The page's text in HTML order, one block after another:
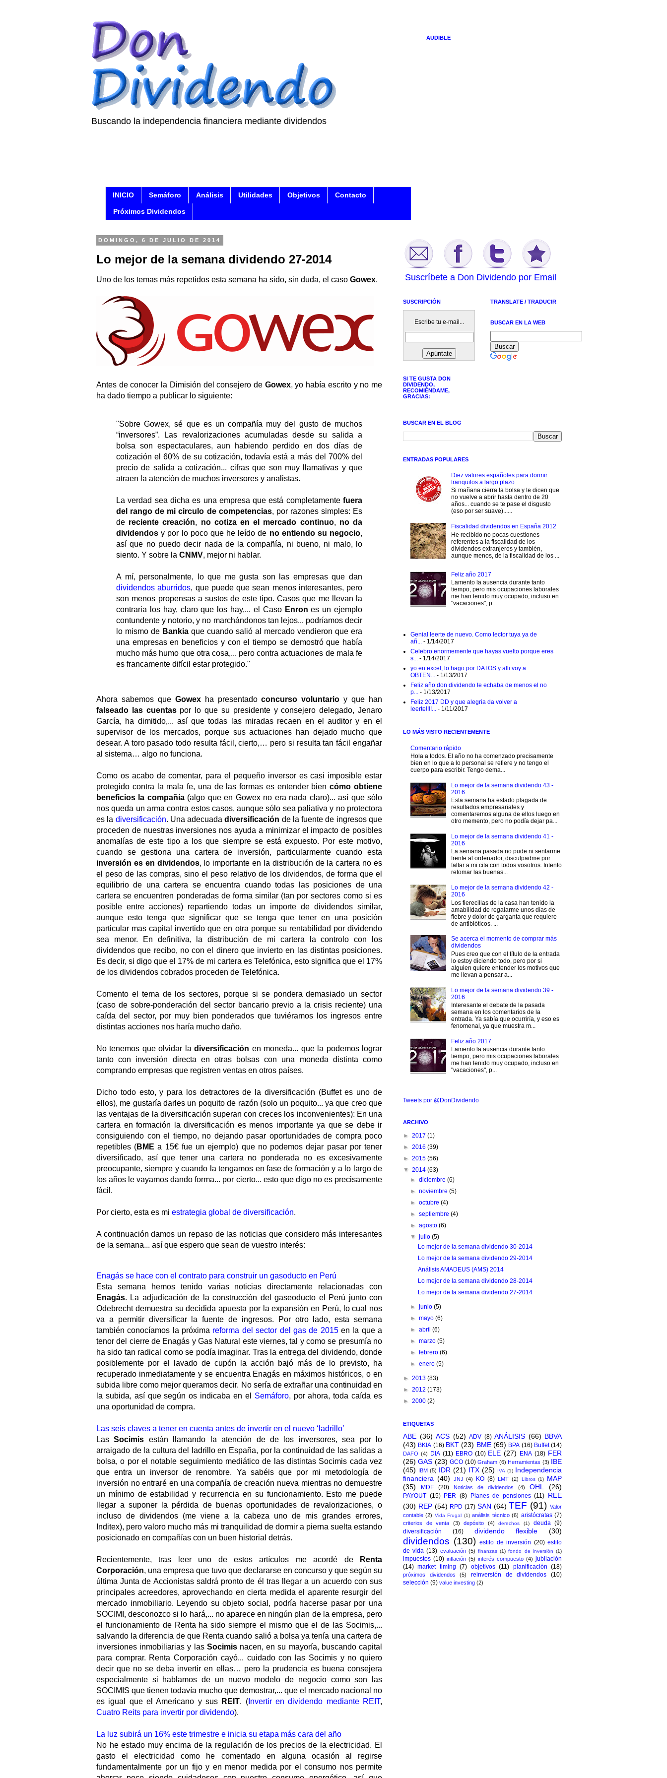
Buscando la independencia financiera mediante dividendos
AUDIBLE
INICIO Semáforo Análisis Utilidades Objetivos Contacto
Próximos Dividendos
DOMINGO, 6 DE JULIO DE 2014
Lo mejor de la semana dividendo 27-2014
Uno de los temas más repetidos esta semana ha sido, sin duda, el caso Gowex.
Antes de conocer la Dimisión del consejero de Gowex, yo había escrito y no me
ha dado tiempo a publicar lo siguiente:
"Sobre Gowex, sé que es un compañía muy del gusto de muchos
“inversores”. Las revalorizaciones acumuladas desde su salida a
bolsa son espectaculares, aun habiendo perdido en dos días de
cotización el 60% de su cotización, todavía está a más del 700% del
precio de salida a cotización... cifras que son muy llamativas y que
atraen la atención de muchos inversores y analistas.
La verdad sea dicha es una empresa que está completamente fuera
del rango de mi circulo de competencias, por razones simples: Es
de reciente creación, no cotiza en el mercado continuo, no da
dividendos y por lo poco que he leído de no entiendo su negocio,
así que no puedo decir nada de la compañía, ni bueno, ni malo, lo
siento. Y sobre la CNMV, mejor ni hablar.
A mí, personalmente, lo que me gusta son las empresas que dan
dividendos aburridos, que puede que sean menos interesantes, pero
son menos propensas a sustos de este tipo. Casos que me llevan la
contraria los hay, claro que los hay,... el Caso Enron es un ejemplo
contundente y notorio, y no marchándonos tan lejos... podríamos decir
lo mismo de Bankia que cuando salió al mercado vendieron que era
una empresas en beneficios y con el tiempo se demostró que había
mucho más humo que otra cosa,... pero contra actuaciones de mala fe
es francamente difícil estar protegido."
Ahora sabemos que Gowexha presentadoconcurso voluntario y que han
falseado las cuentaspor lo que su presidente y consejero delegado, Jenaro
García, ha dimitido,... así que todas las miradas recaen en el auditor y en el
supervisor de los mercados, porque sus actuaciones han dejado mucho que
desear. A toro pasado todo resulta fácil, cierto,… pero si resulta tan fácil engañar
al sistema… algo no funciona.
Como os acabo de comentar, para el pequeño inversor es casi imposible estar
protegido contra la mala fe, una de las formas es entender biencómo obtiene
beneficios la compañía(algo que en Gowex no era nada claro)... así que sólo
nos queda un arma contra estos casos, aunque sólo sea paliativa y no protectora
es la diversificación. Una adecuadadiversificación de la fuente de ingresos que
proceden de nuestras inversiones nos ayuda a minimizar el impacto de posibles
anomalías de este tipo a los que siempre se está expuesto. Por este motivo,
cuando se gestiona una cartera de inversión, particularmente cuando esta
inversión es en dividendos, lo importante en la distribución de la cartera no es
el peso de las compras, sino el peso relativo de los dividendos, de forma que el
equilibrio de una cartera se encuentra cuando todas las posiciones de una
cartera se encuentren ponderadas de forma similar (tan por sectores como si es
posible entre acciones) repartiendo todas un importe de dividendos similar,
aunque esto tenga que significar que se tenga que tener en una posición
particular mas capital invertido que en otra porque su rentabilidad por dividendo
sea menor. En definitiva, la distribución de mi cartera la controlo con los
dividendos que recibo, no con el dinero que invierto en las distintas posiciones.
Es decir, si digo que el 17% de mi cartera es Telefónica, esto significa que el 17%
de los dividendos cobrados proceden de Telefónica.
Comento el tema de los sectores, porque si se pondera demasiado un sector
(caso de sobre-ponderación del sector bancario previo a la crisis reciente) una
caída del sector, por muy bien ponderados que tuviéramos los ingresos entre
distintas acciones nos haría mucho daño.
No tenemos que olvidar ladiversificación en moneda... que la podemos lograr
tanto con inversión directa en otras bolsas con una moneda distinta como
comprando empresas que registren ventas en otros países.
Dicho todo esto, y para los detractores de la diversificación (Buffet es uno de
ellos), me gustaría darles un poquito de razón (solo un poquito... ya que creo que
las ventajas de la diversificación superan con creces los inconvenientes): En una
cartera en formación la diversificación es menos importante ya que se debe ir
consiguiendo con el tiempo, no dejando pasar oportunidades de compra poco
repetibles (BME a 15€ fue un ejemplo) que no podemos dejar pasar por tener
diversificado, así que tener una cartera no ponderada no es excesivamente
preocupante, siempre y cuando la tengamos en fase de formación y a lo largo de
los años le vayamos dando forma... por cierto... esto que digo no es precisamente
fácil.
Por cierto, esta es mi estrategia global de diversificación.
A continuación damos un repaso de las noticias que considero más interesantes
de la semana... así que espero que sean de vuestro interés:
Enagás se hace con el contrato para construir un gasoducto en Perú
Esta semana hemos tenido varias noticias directamente relacionadas con
Enagás. La adjudicación de la construcción del gaseoducto el Perú junto con
Odebrecht demuestra su decidida apuesta por la expansión en Perú, lo cual nos
va a permitir diversificar la fuente de ingresos. Por otro lado, esta semana
también conocíamos la próxima reforma del sector del gas de 2015en la que a
tenor del cierre de Enagás y Gas Natural este viernes, tal y como se presumía no
ha sido tan radical como se podía imaginar. Tras la entrega del dividendo, donde
posiblemente por el lavado de cupón la acción bajó más de lo previsto, ha
recuperado inmediatamente y se encuentra Enagás en máximos históricos, o en
subida libre como mejor queramos decir. No sería de extrañar una continuidad en
la subida, así que según os indicaba en el Semáforo, por ahora, toda caída es
una oportunidad de compra.
Las seis claves a tener en cuenta antes de invertir en el nuevo ‘ladrillo’
LasSocimis están llamando la atención de de los inversores, sea por lo
arraigado de la cultura del ladrillo en España, por la continuidad de las salidas a
bolsa, o por el notable seguimiento mediático de las distintas Socimis cada vez
que entra un inversor de renombre. Ya sabéis que por mi metodología de
inversión no entraré en una compañía de creación nueva mientras no demuestre
un mínimo de estabilidad y recurrencia en su funcionamiento. Esto me puede
llegar a suponer la pérdida de buenas oportunidades de revalorizaciones, o
incluso de dividendos (me viene a la cabeza uno de mis grandes errores,
Inditex), pero valoro mucho más mi tranquilidad de dormir a pierna suelta estando
posicionado en compañías con un buen historial detrás.
Recientemente, tras leer uno de estos artículos me acordé de
Renta
Corporación, una empresa que tuvo que declararse en concurso y que según su
última Junta de Accionistas saldrá pronto de él tras llegar a un acuerdo con sus
principales acreedores, aprovechando en cierta medida el aparente resurgir del
mercado inmobiliario. Leyendo su objeto social, podría hacerse pasar por una
SOCIMI, desconozco si lo hará,... no aparece en ningún plan de la empresa, pero
el funcionamiento de Renta ha sido siempre el mismo que el de las Socimis,...
salvando la diferencia de que Renta cuando salió a bolsa ya tenía una cartera de
inversiones inmobiliarias y las Socimisnacen, en su mayoría, buscando capital
para comprar. Renta Corporación cayó... cuidado con las Socimis y no quiero
decir que no se deba invertir en ellas… pero la prudencia es buena consejera
especialmente si hablamos de un nuevo modelo de negocio como son las
SOCIMIS que tienen todavía mucho que demostrar,... que el mercado nacional no
es igual que el Americano y sus REIT. (Invertir en dividendo mediante REIT,
Cuatro Reits para invertir por dividendo).
La luz subirá un 16% este trimestre e inicia su etapa más cara del año
No he estado muy encima de la regulación de los precios de la electricidad. El
gasto el electricidad como he comentado en alguna ocasión al regirse
fundamentalmente por un fijo y en menor medida por el consumo nos permite
Suscríbete a Don Dividendo por Email
SUSCRIPCIÓN
Escribe tu e-mail...
SI TE GUSTA DON
DIVIDENDO,
RECOMIÉNDAME,
GRACIAS:
TRANSLATE / TRADUCIR
BUSCAR EN LA WEB
BUSCAR EN EL BLOG
ENTRADAS POPULARES
Diez valores españoles para dormir
tranquilos a largo plazo
Si mañana cierra la bolsa y te dicen que
no vuelve a abrir hasta dentro de 20
años... cuando se te pase el disgusto
(eso por ser suave)......
Fiscalidad dividendos en España 2012
He recibido no pocas cuestiones
referentes a la fiscalidad de los
dividendos extranjeros y también,
aunque menos, de la fiscalidad de los ...
Feliz año 2017
Lamento la ausencia durante tanto
tiempo, pero mis ocupaciones laborales
me han tenido muy ocupado, incluso en
"vacaciones", p...
Genial leerte de nuevo. Como lector tuya ya de
añ... - 1/14/2017
Celebro enormemente que hayas vuelto porque eres
s... - 1/14/2017
yo en excel, lo hago por DATOS y alli voy a
OBTEN... - 1/13/2017
Feliz año don dividendo te echaba de menos el no
p... - 1/13/2017
Feliz 2017 DD y que alegria da volver a
leerte!!!!... - 1/11/2017
LO MÁS VISTO RECIENTEMENTE
Comentario rápido
Hola a todos. El año no ha comenzado precisamente
bien en lo que a lo personal se refiere y no tengo el
cuerpo para escribir. Tengo dema...
Lo mejor de la semana dividendo 43 -
2016
Esta semana ha estado plagada de
resultados empresariales y
comentaremos alguna de ellos luego en
otro memento, pero no podía dejar pa...
Lo mejor de la semana dividendo 41 -
2016
La semana pasada no pude ni sentarme
frente al ordenador, disculpadme por
faltar a mi cita con todos vosotros. Intento
retomar las buenas...
Lo mejor de la semana dividendo 42 -
2016
Los fierecillas de la casa han tenido la
amabilidad de regalarme unos días de
fiebre y dolor de garganta que requiere
de antibióticos. ...
Se acerca el momento de comprar más
dividendos
Pues creo que con el título de la entrada
lo estoy diciendo todo, pero por si
alguien quiere entender los motivos que
me llevan a pensar a...
Lo mejor de la semana dividendo 39 -
2016
Interesante el debate de la pasada
semana en los comentarios de la
entrada. Ya sabía que ocurriría, y eso es
fenomenal, ya que muestra m...
Feliz año 2017
Lamento la ausencia durante tanto
tiempo, pero mis ocupaciones laborales
me han tenido muy ocupado, incluso en
"vacaciones", p...
Tweets por @DonDividendo
ARCHIVO
► 2017 (1)
► 2016 (39)
► 2015 (56)
▼ 2014 (63)
►diciembre(6)
►noviembre(5)
►octubre(4)
►septiembre(4)
►agosto(6)
▼julio(5)
Lo mejor de la semana dividendo 30-2014
Lo mejor de la semana dividendo 29-2014
Análisis AMADEUS (AMS) 2014
Lo mejor de la semana dividendo 28-2014
Lo mejor de la semana dividendo 27-2014
►junio(5)
►mayo(6)
►abril(6)
►marzo(5)
►febrero(6)
►enero(5)
► 2013 (83)
► 2012 (173)
► 2000 (2)
ETIQUETAS
ABE (36) ACS (52) ADV (8) ANÁLISIS (66) BBVA
(43) BKIA (16) BKT (23) BME (69) BPA (16) Buffet (14)
DAFO (4) DIA (11) EBRO (10) ELE (27) ENA (18) FER
(26) GAS (23) GCO (10) Graham (6) Herramientas (3) IBE
(45) IBM (5) IDR (21) ITX (25) IVA (1) Independencia
financiera (40) JNJ (4) KO (8) LMT (2) Libros (1)
MAP
(35)
MDF (20) Noticias de dividendos (4) OHL (26)
PAYOUT (15) PER (8) Planes de pensiones (11) REE
(30) REP (54) RPD (17) SAN (64) TEF (91) Valor
contable (2) Vida Frugal (1) análisis técnico (6) aristócratas (7)
criterios de venta (3) depósito (4) derechos (1) deuda (9)
diversificación
(16) dividendo flexible (30)
dividendos (130) estilo de inversión (20) estilo
de vida (13) evaluación (5) finanzas (1) fondo de inversión (1)
impuestos (10) inflación (5) interés compuesto (4) jubilación
(14) market timing (7) objetivos (11) planificación (18)
próximos dividendos (5) reinversión de dividendos
(10)
selección (9) value investing (2)